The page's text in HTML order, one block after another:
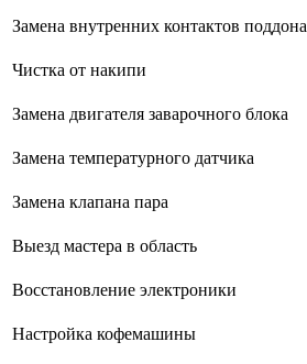
Замена внутренних контактов поддона
Чистка от накипи
Замена двигателя заварочного блока
Замена температурного датчика
Замена клапана пара
Выезд мастера в область
Восстановление электроники
Настройка кофемашины